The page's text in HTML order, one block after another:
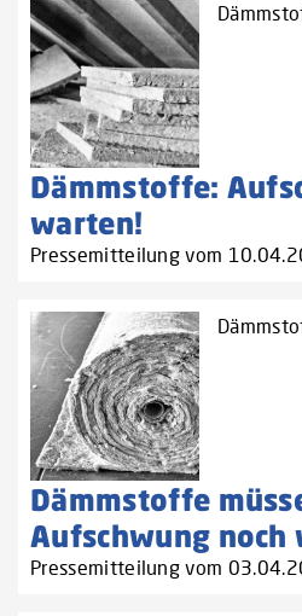
Dämmstoffe:
warten!
Pressemitteilung vom
Dämmstoffe
Aufschwung noch
Pressemitteilung vom